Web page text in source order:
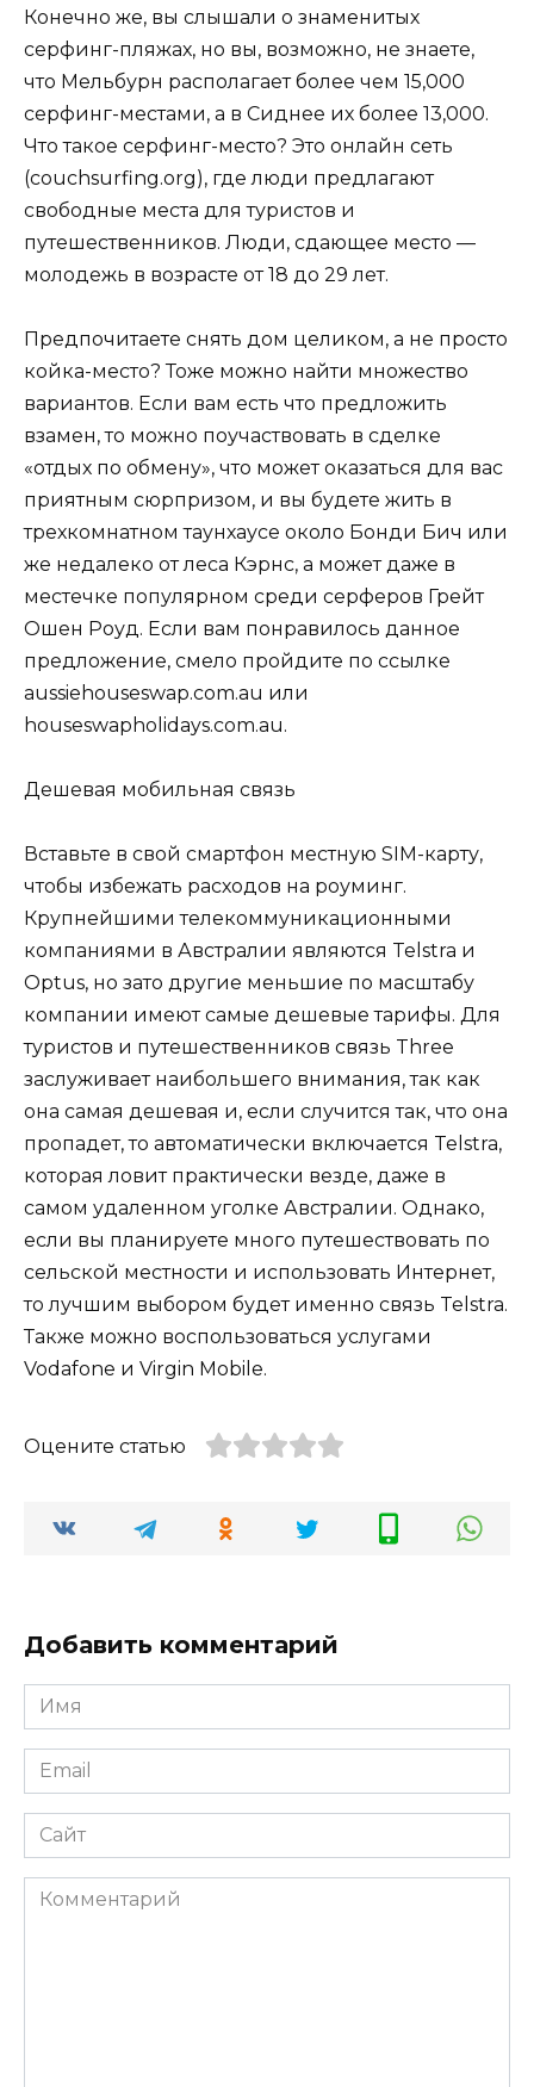
Конечно же, вы слышали о знаменитых
серфинг-пляжах, но вы, возможно, не знаете,
что Мельбурн располагает более чем 15,000
серфинг-местами, а в Сиднее их более 13,000.
Что такое серфинг-место? Это онлайн сеть
(couchsurfing.org), где люди предлагают
свободные места для туристов и
путешественников. Люди, сдающее место —
молодежь в возрасте от 18 до 29 лет.
Предпочитаете снять дом целиком, а не просто
койка-место? Тоже можно найти множество
вариантов. Если вам есть что предложить
взамен, то можно поучаствовать в сделке
«отдых по обмену», что может оказаться для вас
приятным сюрпризом, и вы будете жить в
трехкомнатном таунхаусе около Бонди Бич или
же недалеко от леса Кэрнс, а может даже в
местечке популярном среди серферов Грейт
Ошен Роуд. Если вам понравилось данное
предложение, смело пройдите по ссылке
aussiehouseswap.com.au или
houseswapholidays.com.au.
Дешевая мобильная связь
Вставьте в свой смартфон местную SIM-карту,
чтобы избежать расходов на роуминг.
Крупнейшими телекоммуникационными
компаниями в Австралии являются Telstra и
Optus, но зато другие меньшие по масштабу
компании имеют самые дешевые тарифы. Для
туристов и путешественников связь Three
заслуживает наибольшего внимания, так как
она самая дешевая и, если случится так, что она
пропадет, то автоматически включается Telstra,
которая ловит практически везде, даже в
самом удаленном уголке Австралии. Однако,
если вы планируете много путешествовать по
сельской местности и использовать Интернет,
то лучшим выбором будет именно связь Telstra.
Также можно воспользоваться услугами
Vodafone и Virgin Mobile.
Оцените статью
Добавить комментарий
Имя
Email
Сайт
Комментарий